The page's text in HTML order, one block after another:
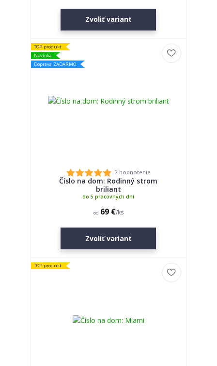
Zvoliť variant
TOP produkt
Novinka
Doprava ZADARMO
2 hodnotenie
Číslo na dom: Rodinný strom
briliant
od 69 €/ks
do 5 pracovných dní
Zvoliť variant
TOP produkt